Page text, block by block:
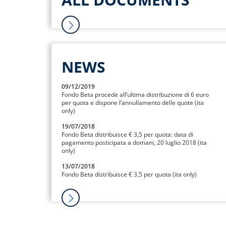
NEWS
09/12/2019
Fondo Beta procede all’ultima distribuzione di 6 euro
per quota e dispone l’annullamento delle quote (ita
only)
19/07/2018
Fondo Beta distribuisce € 3,5 per quota: data di
pagamento posticipata a domani, 20 luglio 2018 (ita
only)
13/07/2018
Fondo Beta distribuisce € 3,5 per quota (ita only)